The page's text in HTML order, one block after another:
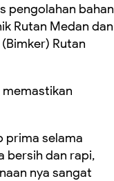
pengolahan bahan
Rutan Medan dan
Rutan
memastikan
prima selama
bersih dan rapi,
nya sangat